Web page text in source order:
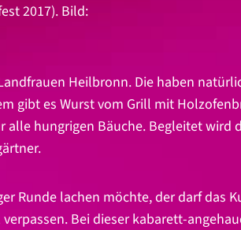
2017). Bild:
Heilbronn. Die haben
gibt es Wurst vom Grill mit
hungrigen Bäuche. Begleitet wird
Runde lachen möchte, der darf das
Bei dieser kabarett-